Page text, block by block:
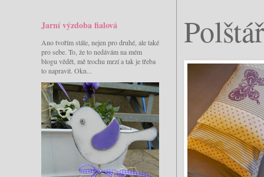
Jarní výzdoba fialová
Ano tvořím stále, nejen pro druhé, ale také
pro sebe. To, že to nedávám na mém
blogu vědět, mě trochu mrzí a tak je třeba
to napravit. Okn...